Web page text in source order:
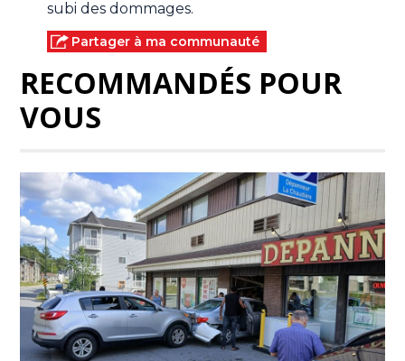
subi des dommages.
Partager à ma communauté
RECOMMANDÉS POUR
VOUS